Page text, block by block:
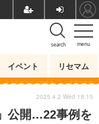
menu
search
イベント リセマム
公開…22事例を
2025.4.2 Wed 18:15